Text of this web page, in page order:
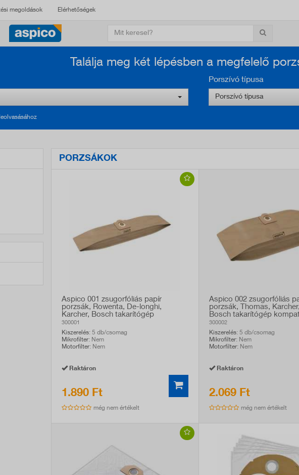
megoldások Elérhetőségek
Találja meg két lépésben a megfelelő
Porszívó típusa
Porszívó típusa
PORZSÁKOK
Aspico 001 zsugorfóliás papír
porzsák, Rowenta, De-longhi,
Karcher, Bosch takarítógép
kompatibilis, 5db
300001
Kiszerelés: 5 db/csomag
Mikrofilter: Nem
Motorfilter: Nem
Raktáron
1.890 Ft
még nem értékelt
Aspico 002 zsugorfóliás
porzsák, Thomas,
Bosch takarítógép
300002
Kiszerelés: 5 db/csomag
Mikrofilter: Nem
Motorfilter: Nem
Raktáron
2.069 Ft
még nem értékelt